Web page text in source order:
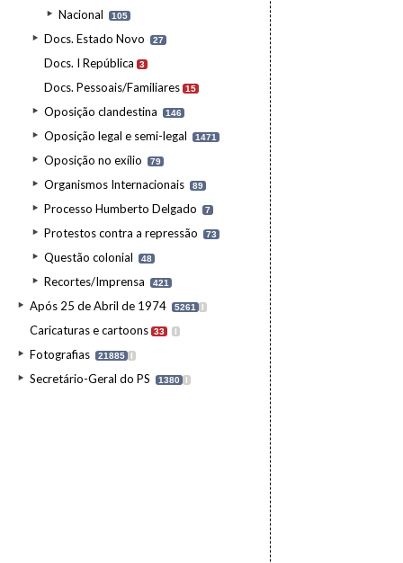
Nacional 105
Docs. Estado Novo 27
Docs. I República 3
Docs. Pessoais/Familiares 15
Oposição clandestina 146
Oposição legal e semi-legal 1471
Oposição no exílio 79
Organismos Internacionais 89
Processo Humberto Delgado 7
Protestos contra a repressão 73
Questão colonial 48
Recortes/Imprensa 421
Após 25 de Abril de 1974 5261 I
Caricaturas e cartoons 33 I
Fotografias 21885 I
Secretário-Geral do PS 1380 I